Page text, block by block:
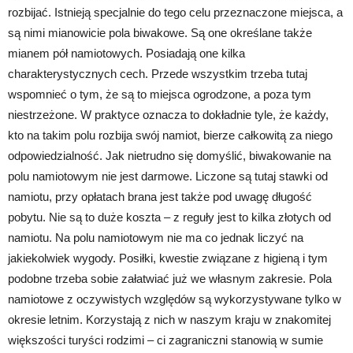
rozbijać. Istnieją specjalnie do tego celu przeznaczone miejsca, a
są nimi mianowicie pola biwakowe. Są one określane także
mianem pół namiotowych. Posiadają one kilka
charakterystycznych cech. Przede wszystkim trzeba tutaj
wspomnieć o tym, że są to miejsca ogrodzone, a poza tym
niestrzeżone. W praktyce oznacza to dokładnie tyle, że każdy,
kto na takim polu rozbija swój namiot, bierze całkowitą za niego
odpowiedzialność. Jak nietrudno się domyślić, biwakowanie na
polu namiotowym nie jest darmowe. Liczone są tutaj stawki od
namiotu, przy opłatach brana jest także pod uwagę długość
pobytu. Nie są to duże koszta – z reguły jest to kilka złotych od
namiotu. Na polu namiotowym nie ma co jednak liczyć na
jakiekolwiek wygody. Posiłki, kwestie związane z higieną i tym
podobne trzeba sobie załatwiać już we własnym zakresie. Pola
namiotowe z oczywistych względów są wykorzystywane tylko w
okresie letnim. Korzystają z nich w naszym kraju w znakomitej
większości turyści rodzimi – ci zagraniczni stanowią w sumie